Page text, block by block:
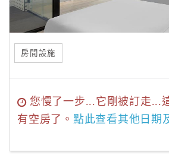
房間設施
您慢了一步...它剛被訂走...
有空房了。 點此查看其他日期